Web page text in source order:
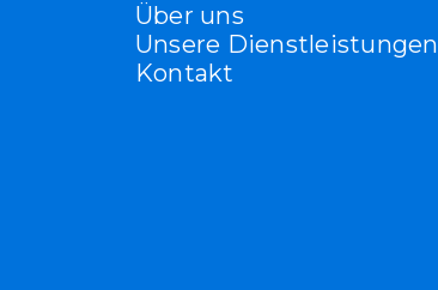
Über uns
Unsere Dienstleistungen
Kontakt